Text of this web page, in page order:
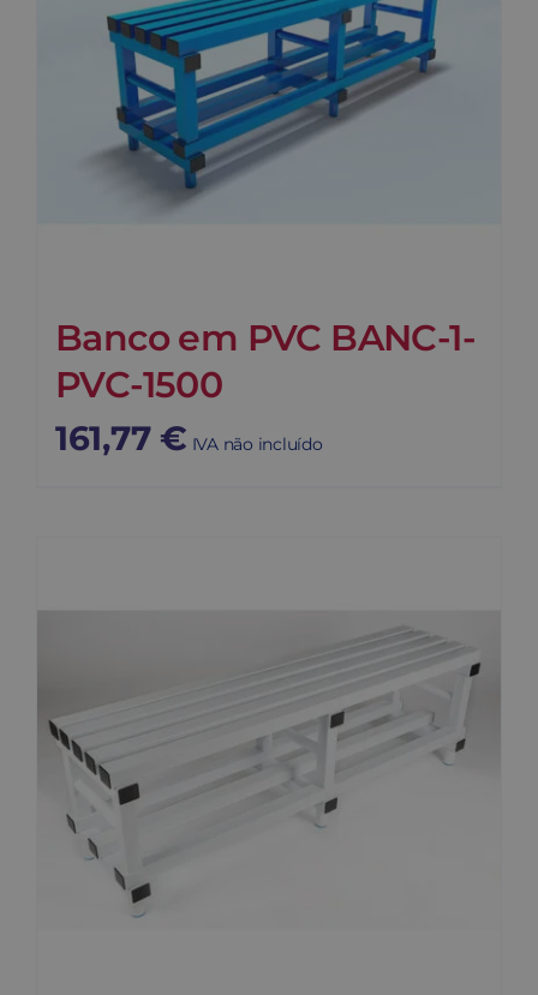
Banco em PVC BANC-1-
PVC-1500
161,77 € IVA não incluído